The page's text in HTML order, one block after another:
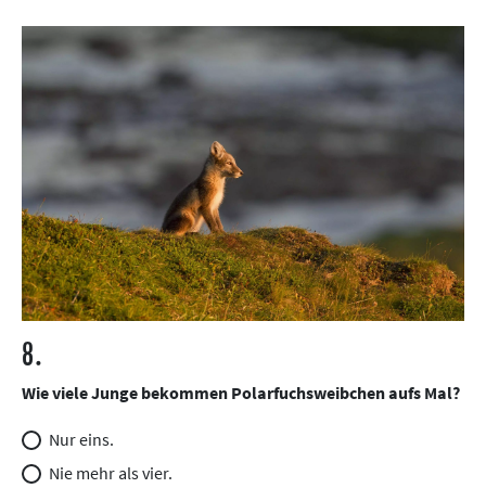
8.
Wie viele Junge bekommen Polarfuchsweibchen aufs Mal?
Nur eins.
Nie mehr als vier.